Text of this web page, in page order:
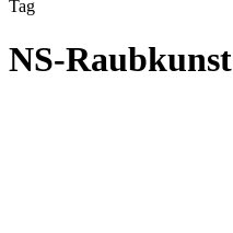
Tag
NS-Raubkunst